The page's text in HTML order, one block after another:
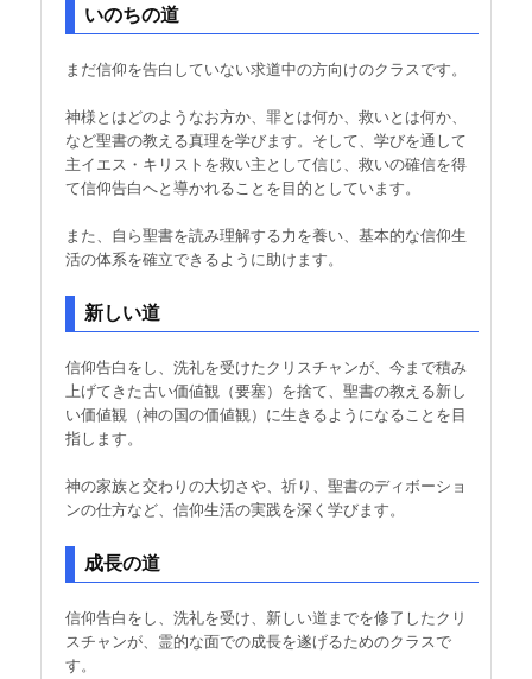
いのちの道
まだ信仰を告白していない求道中の方向けのクラスです。
神様とはどのようなお方か、罪とは何か、救いとは何か、
など聖書の教える真理を学びます。そして、学びを通して
主イエス・キリストを救い主として信じ、救いの確信を得
て信仰告白へと導かれることを目的としています。
また、自ら聖書を読み理解する力を養い、基本的な信仰生
活の体系を確立できるように助けます。
新しい道
信仰告白をし、洗礼を受けたクリスチャンが、今まで積み
上げてきた古い価値観（要塞）を捨て、聖書の教える新し
い価値観（神の国の価値観）に生きるようになることを目
指します。
神の家族と交わりの大切さや、祈り、聖書のディボーショ
ンの仕方など、信仰生活の実践を深く学びます。
成長の道
信仰告白をし、洗礼を受け、新しい道までを修了したクリ
スチャンが、霊的な面での成長を遂げるためのクラスで
す。